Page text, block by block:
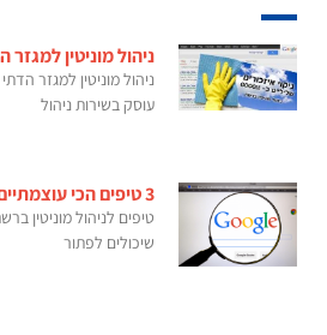
ניהול מוניטין
ניהול מוניטין למגזר
עוסק בשירות ניהול
3 טיפים הכי עוצמתיים לניהול מוניטין ברשת
טיפים לניהול מוניטין
שיכולים לפתור